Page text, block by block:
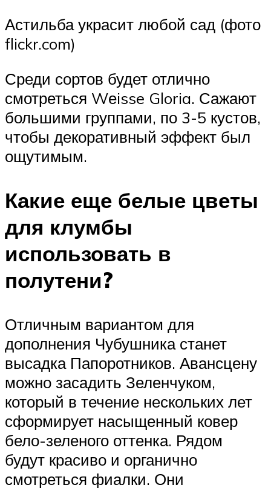
Астильба украсит любой сад (фото
flickr.com)
Среди сортов будет отлично
смотреться Wеisse Gloria. Сажают
большими группами, по 3-5 кустов,
чтобы декоративный эффект был
ощутимым.
Какие еще белые цветы
для клумбы
использовать в
полутени?
Отличным вариантом для
дополнения Чубушника станет
высадка Папоротников. Авансцену
можно засадить Зеленчуком,
который в течение нескольких лет
сформирует насыщенный ковер
бело-зеленого оттенка. Рядом
будут красиво и органично
смотреться фиалки. Они